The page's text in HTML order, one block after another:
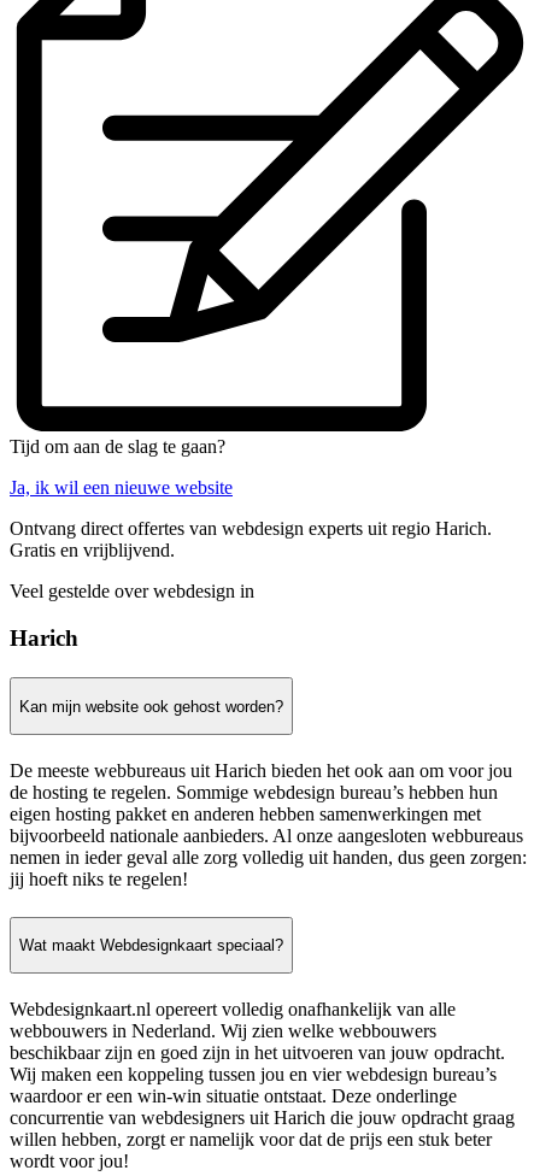
Tijd om aan de slag te gaan?
Ja, ik wil een nieuwe website
Ontvang direct offertes van webdesign experts uit regio Harich.
Gratis en vrijblijvend.
Veel gestelde over webdesign in
Harich
Kan mijn website ook gehost worden?
De meeste webbureaus uit Harich bieden het ook aan om voor jou
de hosting te regelen. Sommige webdesign bureau’s hebben hun
eigen hosting pakket en anderen hebben samenwerkingen met
bijvoorbeeld nationale aanbieders. Al onze aangesloten webbureaus
nemen in ieder geval alle zorg volledig uit handen, dus geen zorgen:
jij hoeft niks te regelen!
Wat maakt Webdesignkaart speciaal?
Webdesignkaart.nl opereert volledig onafhankelijk van alle
webbouwers in Nederland. Wij zien welke webbouwers
beschikbaar zijn en goed zijn in het uitvoeren van jouw opdracht.
Wij maken een koppeling tussen jou en vier webdesign bureau’s
waardoor er een win-win situatie ontstaat. Deze onderlinge
concurrentie van webdesigners uit Harich die jouw opdracht graag
willen hebben, zorgt er namelijk voor dat de prijs een stuk beter
wordt voor jou!